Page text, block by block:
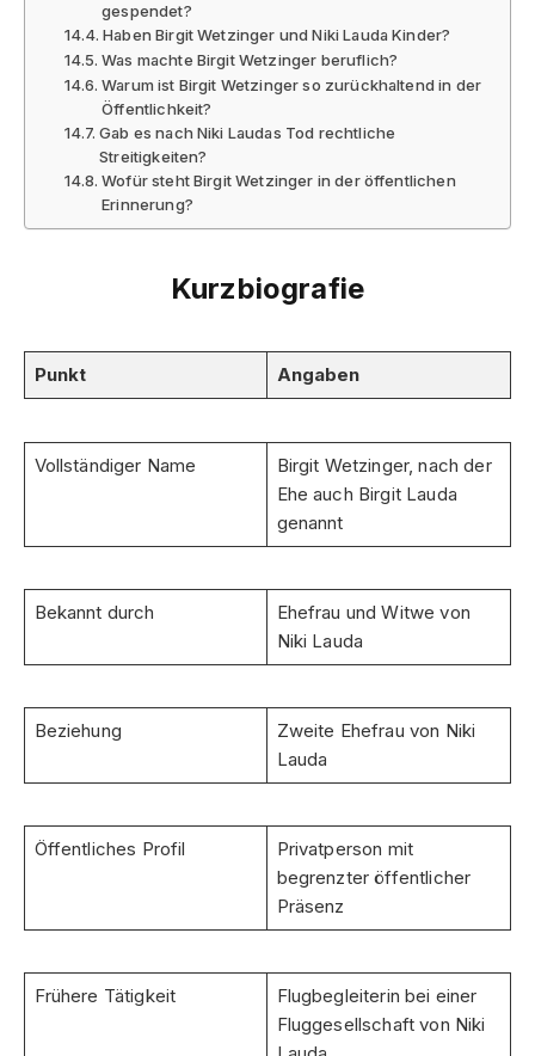
gespendet?
Haben Birgit Wetzinger und Niki Lauda Kinder?
Was machte Birgit Wetzinger beruflich?
Warum ist Birgit Wetzinger so zurückhaltend in der
Öffentlichkeit?
Gab es nach Niki Laudas Tod rechtliche
Streitigkeiten?
Wofür steht Birgit Wetzinger in der öffentlichen
Erinnerung?
Kurzbiografie
Punkt Angaben
Vollständiger Name
Birgit Wetzinger, nach der
Ehe auch Birgit Lauda
genannt
Bekannt durch
Ehefrau und Witwe von
Niki Lauda
Beziehung
Zweite Ehefrau von Niki
Lauda
Öffentliches Profil
Privatperson mit
begrenzter öffentlicher
Präsenz
Frühere Tätigkeit
Flugbegleiterin bei einer
Fluggesellschaft von Niki